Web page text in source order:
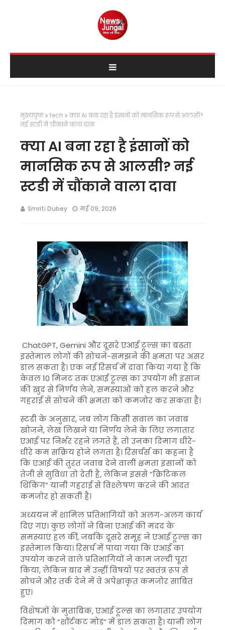
मुख्यपृष्ठ tech
क्या AI बना रहा है इंसानों को मानसिक रूप से आलसी?
नई स्टडी में चौंकाने वाला दावा
क्या AI बना रहा है इंसानों को
मानसिक रूप से आलसी? नई
स्टडी में चौंकाने वाला दावा
Smriti Dubey मई 09, 2026
ChatGPT,Gemini और दूसरे एआई टूल्स का बढ़ता
इस्तेमाल लोगों की सोचने-समझने की क्षमता पर असर
डाल सकता है। एक नई रिसर्च में दावा किया गया है कि
केवल 10 मिनट तक एआई टूल्स का उपयोग भी इंसान
की खुद से निर्णय लेने, समस्याओं को हल करने और
गहराई से सोचने की क्षमता को कमजोर कर सकता है।
स्टडी के अनुसार, जब लोग किसी सवाल का जवाब
खोजने, लेख लिखने या निर्णय लेने के लिए लगातार
एआई पर निर्भर रहने लगते हैं, तो उनका दिमाग धीरे-
धीरे कम सक्रिय होने लगता है। रिसर्चर्स का कहना है
कि एआई की तुरंत जवाब देने वाली क्षमता इंसानों को
तेजी से सुविधा तो देती है, लेकिन इससे “क्रिटिकल
थिंकिंग” यानी गहराई से विश्लेषण करने की आदत
कमजोर हो सकती है।
अध्ययन में शामिल प्रतिभागियों को अलग-अलग कार्य
दिए गए। कुछ लोगों ने बिना एआई की मदद के
समस्याएं हल कीं, जबकि दूसरे समूह ने एआई टूल्स का
इस्तेमाल किया। रिसर्च में पाया गया कि एआई का
उपयोग करने वाले प्रतिभागियों ने काम जल्दी पूरा
किया, लेकिन बाद में उन्हीं विषयों पर स्वतंत्र रूप से
सोचने और तर्क देने में वे अपेक्षाकृत कमजोर साबित
हुए।
विशेषज्ञों के मुताबिक, एआई टूल्स का लगातार उपयोग
दिमाग को “शॉर्टकट मोड” में डाल सकता है। यानी लोग